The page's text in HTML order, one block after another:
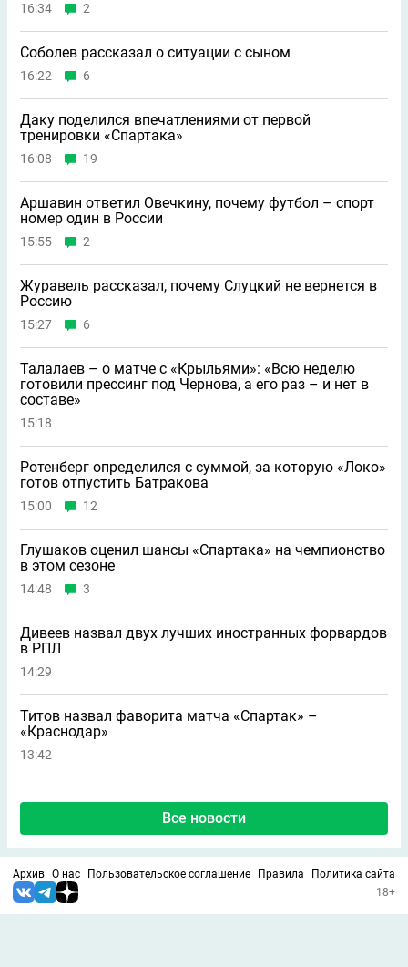
16:34 2
Соболев рассказал о ситуации с сыном
16:22 6
Даку поделился впечатлениями от первой
тренировки «Спартака»
16:08 19
Аршавин ответил Овечкину, почему футбол – спорт
номер один в России
15:55 2
Журавель рассказал, почему Слуцкий не вернется в
Россию
15:27 6
Талалаев – о матче с «Крыльями»: «Всю неделю
готовили прессинг под Чернова, а его раз – и нет в
составе»
15:18
Ротенберг определился с суммой, за которую «Локо»
готов отпустить Батракова
15:00 12
Глушаков оценил шансы «Спартака» на чемпионство
в этом сезоне
14:48 3
Дивеев назвал двух лучших иностранных форвардов
в РПЛ
14:29
Титов назвал фаворита матча «Спартак» –
«Краснодар»
13:42
Все новости
Архив О нас Пользовательское соглашение Правила
Политика сайта
18+